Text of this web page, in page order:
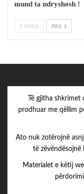
mund ta ndryshosh !
PARA PAS
Të gjitha
prodhuar me qëllim
Ato nuk zotërojnë
të zëvëndësojnë
Materialet e këtij